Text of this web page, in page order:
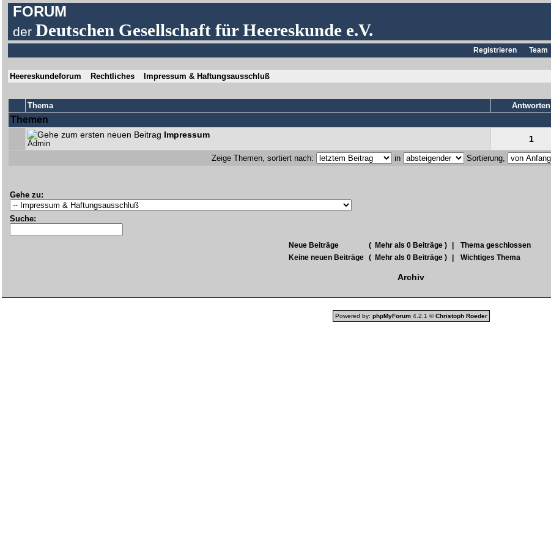
FORUM
derDeutschen Gesellschaft für Heereskunde e.V.
Team
Registrieren
Heereskundeforum Rechtliches
Impressum & Haftungsausschluß
Thema
Antworten
Themen
Impressum
Admin 1
Zeige Themen, sortiert nach: in Sortierung,
Gehe zu:
Suche:
Neue Beiträge ( Mehr als 0 Beiträge )
Thema geschlossen
Keine neuen Beiträge
( Mehr als 0 Beiträge ) Wichtiges Thema
Archiv
Powered by: phpMyForum4.2.1 ©Christoph Roeder